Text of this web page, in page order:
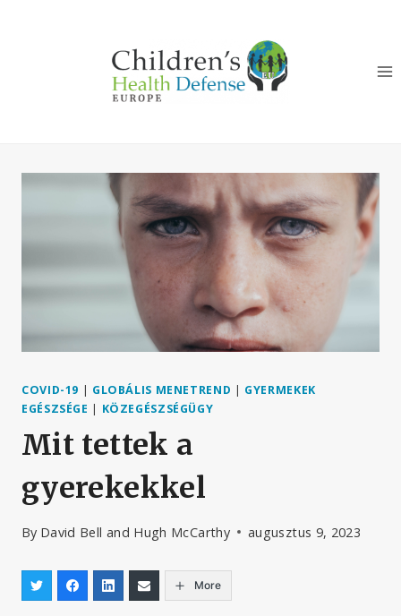
COVID-19 | GLOBÁLIS MENETREND | GYERMEKEK
EGÉSZSÉGE | KÖZEGÉSZSÉGÜGY
Mit tettek a
gyerekekkel
By David Bell and Hugh McCarthy augusztus 9, 2023
More